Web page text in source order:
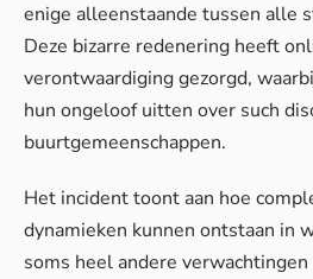
enige alleenstaande tussen alle
Deze bizarre redenering heeft
verontwaardiging gezorgd,
hun ongeloof uitten over such
buurtgemeenschappen.
Het incident toont aan hoe
dynamieken kunnen ontstaan in
soms heel andere verwachtingen